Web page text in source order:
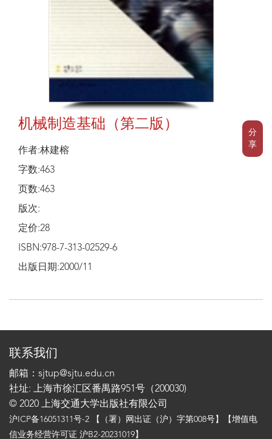
分
享
机械制造基础（第二版）
作者:林建榕
字数:463
页数:463
版次:
定价:28
ISBN:978-7-313-02529-6
出版日期:2000/11
联系我们
邮箱：sjtup@sjtu.edu.cn
社址: 上海市徐汇区番禺路951号（200030)
© 2020 上海交通大学出版社有限公司
沪ICP备16051311号-2 【（署）网出证（沪）字第008号】【增值电
信业务经营许可证 沪B2-20231019】